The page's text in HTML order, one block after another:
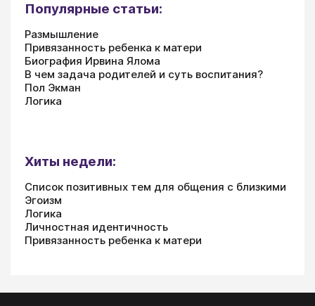
Популярные статьи:
Размышление
Привязанность ребенка к матери
Биография Ирвина Ялома
В чем задача родителей и суть воспитания?
Пол Экман
Логика
Хиты недели:
Список позитивных тем для общения с близкими
Эгоизм
Логика
Личностная идентичность
Привязанность ребенка к матери